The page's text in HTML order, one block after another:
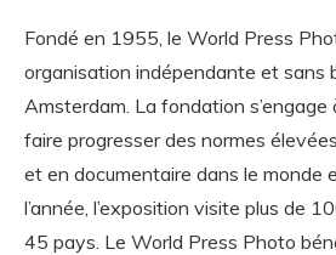
Fondé en 1955, le World Press
organisation indépendante et sans
Amsterdam. La fondation
faire progresser des normes
et en documentaire dans le monde
l’année, l’exposition visite plus de
45 pays. Le World Press Photo